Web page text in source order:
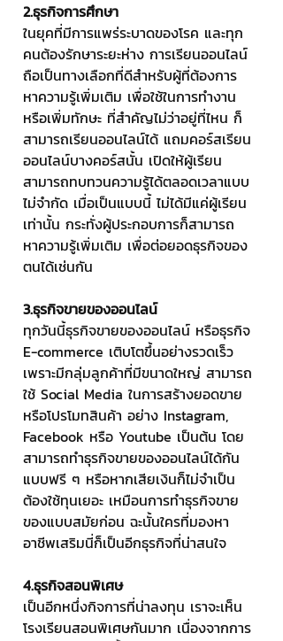
2.ธุรกิจการศึกษา
ในยุคที่มีการแพร่ระบาดของโรค และทุก
คนต้องรักษาระยะห่าง การเรียนออนไลน์
ถือเป็นทางเลือกที่ดีสำหรับผู้ที่ต้องการ
หาความรู้เพิ่มเติม เพื่อใช้ในการทำงาน
หรือเพิ่มทักษะ ที่สำคัญไม่ว่าอยู่ที่ไหน ก็
สามารถเรียนออนไลน์ได้ แถมคอร์สเรียน
ออนไลน์บางคอร์สนั้น เปิดให้ผู้เรียน
สามารถทบทวนความรู้ได้ตลอดเวลาแบบ
ไม่จำกัด เมื่อเป็นแบบนี้ ไม่ได้มีแค่ผู้เรียน
เท่านั้น กระทั่งผู้ประกอบการก็สามารถ
หาความรู้เพิ่มเติม เพื่อต่อยอดธุรกิจของ
ตนได้เช่นกัน
3.ธุรกิจขายของออนไลน์
ทุกวันนี้ธุรกิจขายของออนไลน์ หรือธุรกิจ
E-commerce เติบโตขึ้นอย่างรวดเร็ว
เพราะมีกลุ่มลูกค้าที่มีขนาดใหญ่ สามารถ
ใช้ Social Media ในการสร้างยอดขาย
หรือโปรโมทสินค้า อย่าง Instagram,
Facebook หรือ Youtube เป็นต้น โดย
สามารถทำธุรกิจขายของออนไลน์ได้กัน
แบบฟรี ๆ หรือหากเสียเงินก็ไม่จำเป็น
ต้องใช้ทุนเยอะ เหมือนการทำธุรกิจขาย
ของแบบสมัยก่อน ฉะนั้นใครที่มองหา
อาชีพเสริมนี่ก็เป็นอีกธุรกิจที่น่าสนใจ
4.ธุรกิจสอนพิเศษ
เป็นอีกหนึ่งกิจการที่น่าลงทุน เราจะเห็น
โรงเรียนสอนพิเศษกันมาก เนื่องจากการ